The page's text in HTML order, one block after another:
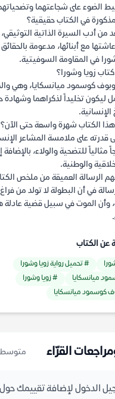
الضوء على شجاعتهما
في الكتاب حقيقية؟
من أدب السيرة الذاتية
مع أبنائها، مدعومة بالحقائق
في المقاومة السوفيتية.
زويا وشورا؟
كوسمود ميانسكايا، وهي
ليكون تخليداً لذكراهما وشهادة
الكتاب شهرة واسعة حتى الآن؟
قدرته على ملامسة المشاعر
مثالياً للتضحية والولاء، بالإضافة
والوطنية.
الرسالة العميقة من ملخص
في أن البطولة لا تولد من
وأن الموت في سبيل قضية عادلة
عن الكتاب
# تحميل رواية زويا وشورا
ميانسكايا
# زويا وشورا
كوسمود ميانسكايا
القرّاء متوسط
الدخول لإضافة تقييمك